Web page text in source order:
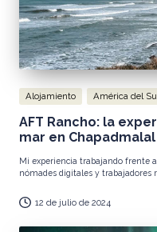
Publicada
Alojamiento América del
AFT Rancho: la
mar en Chapadmalal
Mi experiencia trabajando frente
nómades digitales y trabajadores
12 de julio de 2024